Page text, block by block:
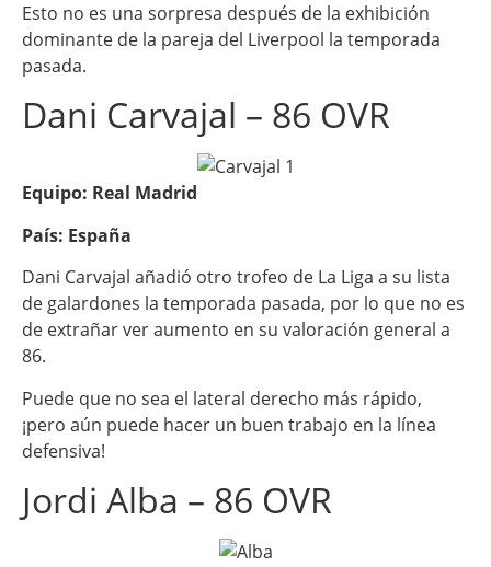
Esto no es una sorpresa después de la exhibición
dominante de la pareja del Liverpool la temporada
pasada.
Dani Carvajal – 86 OVR
Equipo: Real Madrid
País: España
Dani Carvajal añadió otro trofeo de La Liga a su lista
de galardones la temporada pasada, por lo que no es
de extrañar ver aumento en su valoración general a
86.
Puede que no sea el lateral derecho más rápido,
¡pero aún puede hacer un buen trabajo en la línea
defensiva!
Jordi Alba – 86 OVR